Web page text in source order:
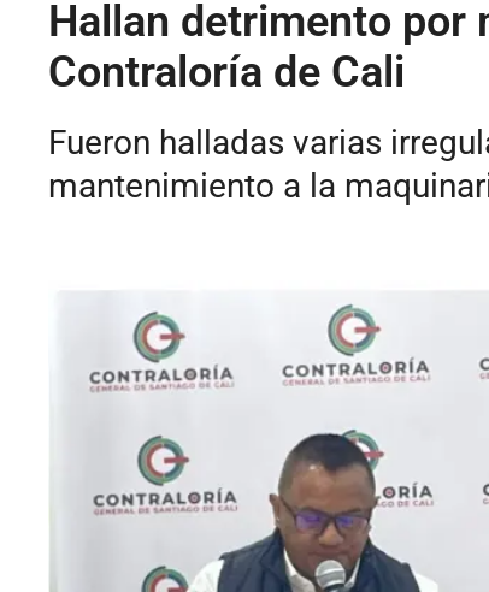
Hallan detrimento por
Contraloría de Cali
Fueron halladas varias
mantenimiento a la